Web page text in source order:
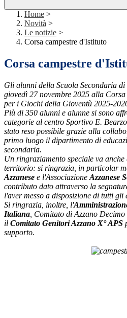
Home >
Novità >
Le notizie >
Corsa campestre d'Istituto
Corsa campestre
Gli alunni della Scuola Secondaria
giovedì 27 novembre 2025 alla
per i Giochi della Gioventù 2025-
Più di 350 alunni e alunne si sono
categorie al centro Sportivo E.
stato reso possibile grazie alla
primo luogo il dipartimento di
secondaria.
Un ringraziamento speciale va
territorio: si ringrazia, in particolar
Azzanese e l'Associazione Azzanese
contributo dato attraverso la
l'aver messo a disposizione di tutti
Si ringrazia, inoltre, l'
Italiana , Comitato di Azzano
il Comitato Genitori Azzano X° APS
supporto.